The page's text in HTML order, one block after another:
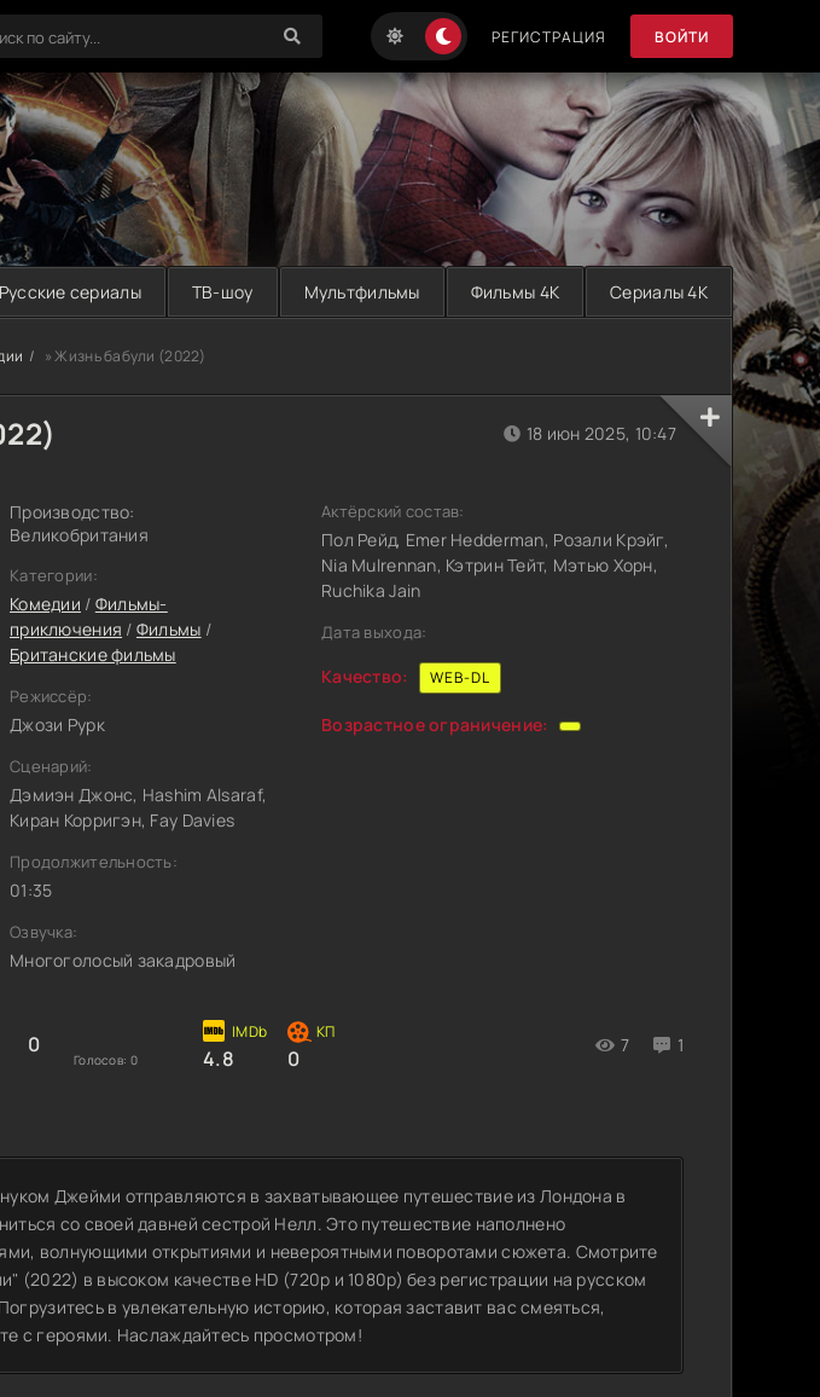
РЕГИСТРАЦИЯ ВОЙТИ
Русские сериалы ТВ-шоу Мультфильмы Фильмы 4K Сериалы 4K
» Жизнь бабули (2022)
Производство:
Великобритания
Категории:
Комедии / Фильмы-
приключения / Фильмы /
Британские фильмы
Режиссёр:
Джози Рурк
Сценарий:
Дэмиэн Джонс, Hashim Alsaraf,
Киран Корригэн, Fay Davies
Продолжительность:
01:35
Озвучка:
Многоголосый закадровый
0
Голосов: 0 4.8 0
7 1
18 июн 2025, 10:47
Актёрский состав:
Пол Рейд, Emer Hedderman, Розали Крэйг,
Nia Mulrennan, Кэтрин Тейт, Мэтью Хорн,
Ruchika Jain
Дата выхода:
Качество: WEB-DL
Возрастное ограничение:
Джейми отправляются в захватывающее путешествие из Лондона в
со своей давней сестрой Нелл. Это путешествие наполнено
волнующими открытиями и невероятными поворотами сюжета. Смотрите
(2022) в высоком качестве HD (720p и 1080p) без регистрации на русском
в увлекательную историю, которая заставит вас смеяться,
с героями. Наслаждайтесь просмотром!